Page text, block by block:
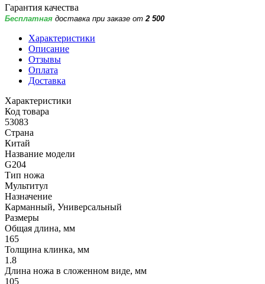
Гарантия качества
Бесплатная доставка при заказе от 2 500
Характеристики
Описание
Отзывы
Оплата
Доставка
Характеристики
Код товара
53083
Страна
Китай
Название модели
G204
Тип ножа
Мультитул
Назначение
Карманный, Универсальный
Размеры
Общая длина, мм
165
Толщина клинка, мм
1.8
Длина ножа в сложенном виде, мм
105